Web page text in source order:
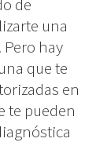
de
una
hay
que te
en
te pueden